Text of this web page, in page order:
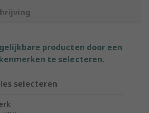
producten door een
te selecteren.
selecteren